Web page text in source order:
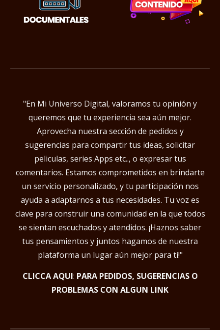
"En Mi Universo Digital, valoramos tu opinión y
queremos que tu experiencia sea aún mejor.
Aprovecha nuestra sección de pedidos y
sugerencias para compartir tus ideas, solicitar
peliculas, series Apps etc.., o expresar tus
comentarios. Estamos comprometidos en brindarte
un servicio personalizado, y tu participación nos
ayuda a adaptarnos a tus necesidades. Tu voz es
clave para construir una comunidad en la que todos
se sientan escuchados y atendidos. ¡Haznos saber
tus pensamientos y juntos hagamos de nuestra
plataforma un lugar aún mejor para ti!"
CLICCA AQUI: PARA PEDIDOS, SUGERENCIAS O
PROBLEMAS CON ALGUN LINK